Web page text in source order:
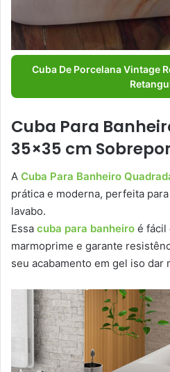
Cuba De Porcelana Vintage
Cuba Para
35×35 cm Sobrepor
A Cuba Para Banheiro
prática e moderna, perfeita
lavabo.
Essa cuba para banheiro é fácil
marmoprime e garante
seu acabamento em gel iso dar